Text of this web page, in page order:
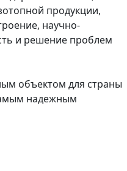
продукции,
научно-
и решение проблем
объектом для страны
надежным